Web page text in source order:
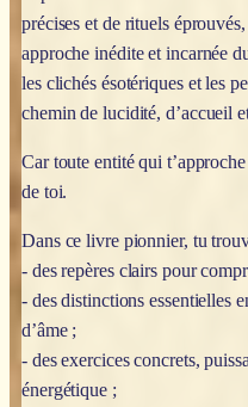
précises et de rituels
approche inédite et incarnée
les clichés ésotériques et les
chemin de lucidité, d’accueil
Car toute entité qui
de toi.
Dans ce livre pionnier, tu
- des repères clairs pour
- des distinctions essentielles
d’âme ;
- des exercices concrets,
énergétique ;